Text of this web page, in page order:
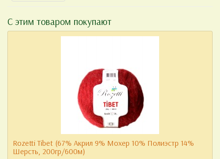
С этим товаром покупают
Rozetti Tibet (67% Акрил 9% Мохер 10% Полиэстр 14%
Шерсть, 200гр/600м)